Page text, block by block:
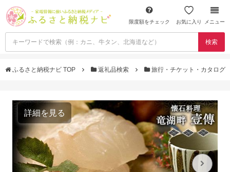
限度額をチェック お気に入り メニュー
検索
ふるさと納税ナビ TOP 返礼品検索 旅行・チケット・カタログ
詳細を見る